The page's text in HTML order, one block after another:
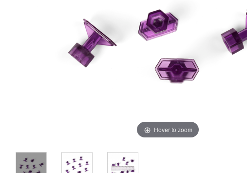
Hover to zoom